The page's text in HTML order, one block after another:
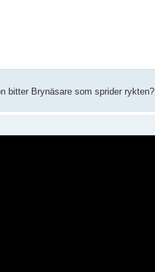
bitter Brynäsare som sprider rykten?